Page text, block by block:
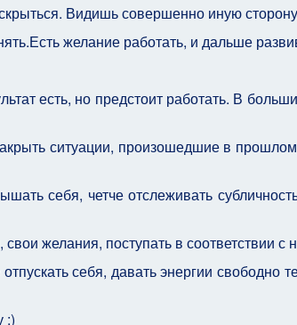
Видишь совершенно иную
желание работать, и дальше
есть, но предстоит работать. В
ситуации, произошедшие в
себя, четче отслеживать
желания, поступать в соответствии с
себя, давать энергии свободно
:)